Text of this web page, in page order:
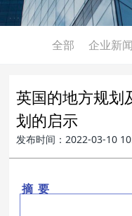
全部 企业新闻
英国的地方规划
划的启示
发布时间：2022-03-10
摘 要